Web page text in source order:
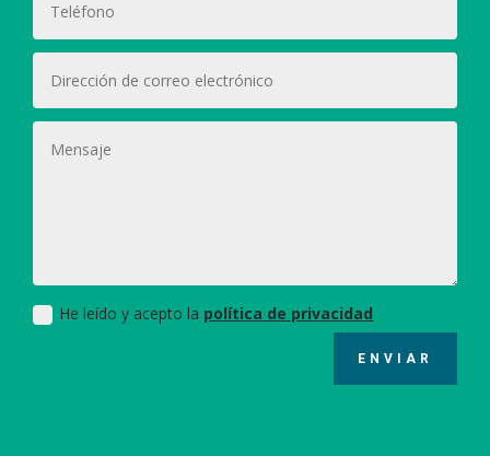
He leído y acepto la política de privacidad
ENVIAR